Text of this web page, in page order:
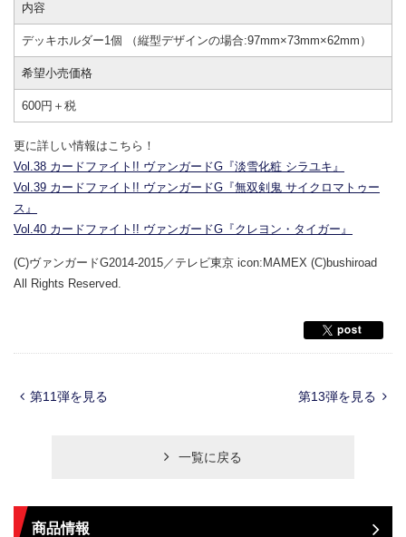
内容
デッキホルダー1個 （縦型デザインの場合:97mm×73mm×62mm）
希望小売価格
600円＋税
更に詳しい情報はこちら！
Vol.38 カードファイト!! ヴァンガードG『淡雪化粧 シラユキ』
Vol.39 カードファイト!! ヴァンガードG『無双剣鬼 サイクロマトゥー
ス』
Vol.40 カードファイト!! ヴァンガードG『クレヨン・タイガー』
(C)ヴァンガードG2014-2015／テレビ東京 icon:MAMEX (C)bushiroad
All Rights Reserved.
第11弾を見る
一覧に戻る
第13弾を見る
商品情報